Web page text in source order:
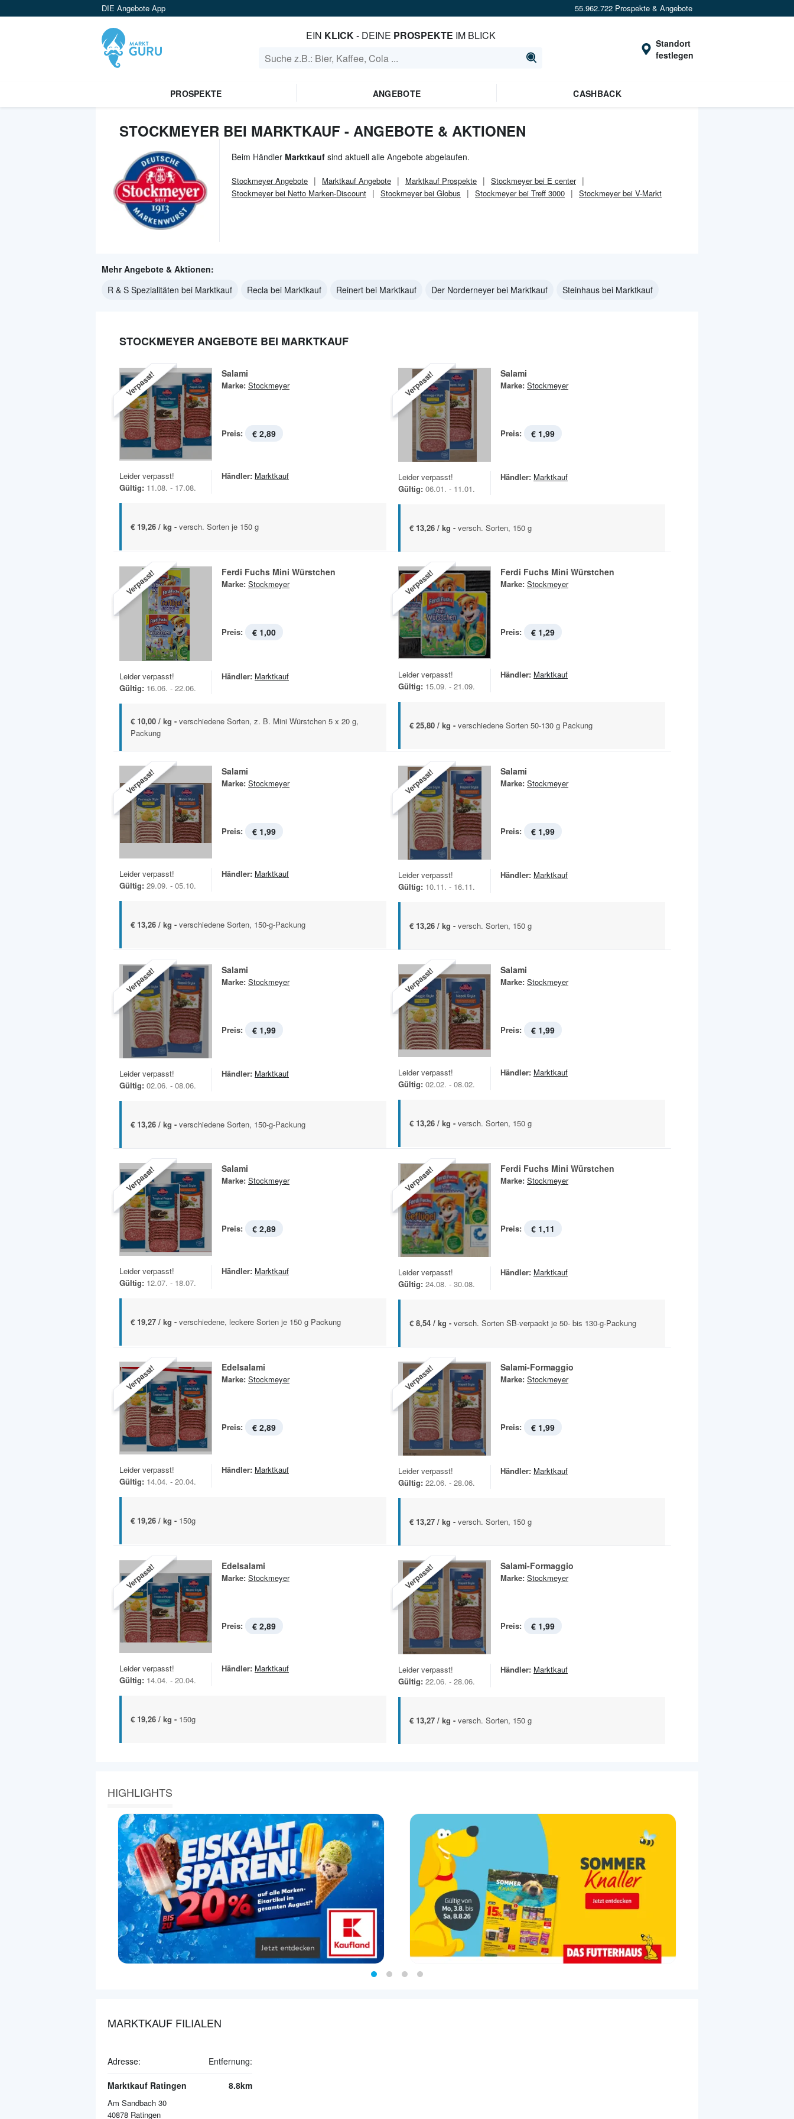
DIE Angebote App 55.962.722 Prospekte & Angebote
EIN KLICK- DEINE PROSPEKTE IM BLICK
Standort
festlegen
PROSPEKTE ANGEBOTE CASHBACK
STOCKMEYER BEI MARKTKAUF - ANGEBOTE & AKTIONEN
Beim Händler Marktkauf sind aktuell alle Angebote abgelaufen.
StockmeyerAngebote Marktkauf Angebote Marktkauf Prospekte
Stockmeyer bei E center
Stockmeyer bei Netto Marken-Discount
Stockmeyer bei Globus Stockmeyer bei Treff 3000 Stockmeyer bei V-Markt
Mehr Angebote & Aktionen:
R & S Spezialitäten bei Marktkauf
Recla bei Marktkauf Reinert bei Marktkauf Der Norderneyer bei Marktkauf Steinhaus bei Marktkauf
STOCKMEYER ANGEBOTE BEI MARKTKAUF
Verpasst! Salami
Marke: Stockmeyer
Preis: € 2,89
Leider verpasst!
Gültig: 11.08. - 17.08.
Händler: Marktkauf
€ 19,26 / kg - versch. Sorten je 150 g
Verpasst! Salami
Marke: Stockmeyer
Preis: € 1,99
Leider verpasst!
Gültig: 06.01. - 11.01.
Händler: Marktkauf
€ 13,26 / kg - versch. Sorten, 150 g
Verpasst! Ferdi Fuchs Mini Würstchen
Marke: Stockmeyer
Preis: € 1,00
Leider verpasst!
Gültig: 16.06. - 22.06.
Händler: Marktkauf
€ 10,00 / kg - verschiedene Sorten, z. B. Mini Würstchen 5 x 20 g,
Packung
Verpasst! Ferdi Fuchs Mini Würstchen
Marke: Stockmeyer
Preis: € 1,29
Leider verpasst!
Gültig: 15.09. - 21.09.
Händler: Marktkauf
€ 25,80 / kg - verschiedene Sorten 50-130 g Packung
Verpasst! Salami
Marke: Stockmeyer
Preis: € 1,99
Leider verpasst!
Gültig: 29.09. - 05.10.
Händler: Marktkauf
€ 13,26 / kg - verschiedene Sorten, 150-g-Packung
Verpasst! Salami
Marke: Stockmeyer
Preis: € 1,99
Leider verpasst!
Gültig: 10.11. - 16.11.
Händler: Marktkauf
€ 13,26 / kg - versch. Sorten, 150 g
Verpasst! Salami
Marke: Stockmeyer
Preis: € 1,99
Leider verpasst!
Gültig: 02.06. - 08.06.
Händler: Marktkauf
€ 13,26 / kg - verschiedene Sorten, 150-g-Packung
Verpasst! Salami
Marke: Stockmeyer
Preis: € 1,99
Leider verpasst!
Gültig: 02.02. - 08.02.
Händler: Marktkauf
€ 13,26 / kg - versch. Sorten, 150 g
Verpasst! Salami
Marke: Stockmeyer
Preis: € 2,89
Leider verpasst!
Gültig: 12.07. - 18.07.
Händler: Marktkauf
€ 19,27 / kg - verschiedene, leckere Sorten je 150 g Packung
Verpasst! Ferdi Fuchs Mini Würstchen
Marke: Stockmeyer
Preis: € 1,11
Leider verpasst!
Gültig: 24.08. - 30.08.
Händler: Marktkauf
€ 8,54 / kg - versch. Sorten SB-verpackt je 50- bis 130-g-Packung
Verpasst! Edelsalami
Marke: Stockmeyer
Preis: € 2,89
Leider verpasst!
Gültig: 14.04. - 20.04.
Händler: Marktkauf
€ 19,26 / kg - 150g
Verpasst! Salami-Formaggio
Marke: Stockmeyer
Preis: € 1,99
Leider verpasst!
Gültig: 22.06. - 28.06.
Händler: Marktkauf
€ 13,27 / kg - versch. Sorten, 150 g
Verpasst! Edelsalami
Marke: Stockmeyer
Preis: € 2,89
Leider verpasst!
Gültig: 14.04. - 20.04.
Händler: Marktkauf
€ 19,26 / kg - 150g
Verpasst! Salami-Formaggio
Marke: Stockmeyer
Preis: € 1,99
Leider verpasst!
Gültig: 22.06. - 28.06.
Händler: Marktkauf
€ 13,27 / kg - versch. Sorten, 150 g
HIGHLIGHTS
MARKTKAUF FILIALEN
Adresse: Entfernung:
Marktkauf Ratingen
Am Sandbach 30
40878 Ratingen
8.8km